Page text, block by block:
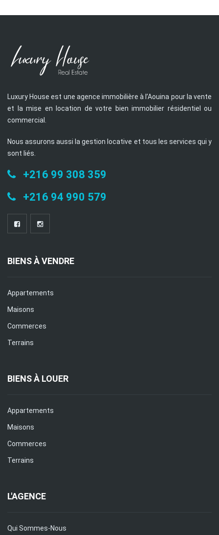
Luxury House est une agence immobilière à l’Aouina pour la vente
et la mise en location de votre bien immobilier résidentiel ou
commercial.
Nous assurons aussi la gestion locative et tous les services qui y
sont liés.
+216 99 308 359
+216 94 990 579
BIENS À VENDRE
Appartements
Maisons
Commerces
Terrains
BIENS À LOUER
Appartements
Maisons
Commerces
Terrains
L'AGENCE
Qui Sommes-Nous